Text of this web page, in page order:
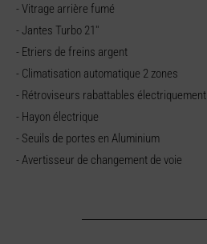
- Vitrage arrière fumé
- Jantes Turbo 21''
- Etriers de freins argent
- Climatisation automatique 2 zones
- Rétroviseurs rabattables électriquement
- Hayon électrique
- Seuils de portes en Aluminium
- Avertisseur de changement de voie